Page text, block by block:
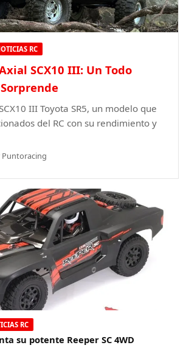
RC
SCX10 III: Un Todo
III Toyota SR5, un modelo que
del RC con su rendimiento y
Puntoracing
RC
su potente Reeper SC 4WD